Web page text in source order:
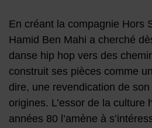
En créant la compagnie Hors
Hamid Ben Mahi a cherché
danse hip hop vers des
construit ses pièces comme
dire, une revendication de
origines. L’essor de la culture
années 80 l’amène à